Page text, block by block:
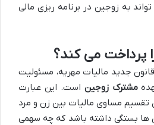
به زوجین در برنامه ریزی مالی
پرداخت می کند؟
جدید مالیات مهریه، مسئولیت
مشترک زوجین است. این عبارت
تقسیم مساوی مالیات بین زن و مرد
ها بستگی داشته باشد که چه سهمی